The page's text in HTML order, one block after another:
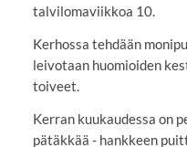
talvilomaviikkoa 10.
Kerhossa tehdään
leivotaan huomioiden
toiveet.
Kerran kuukaudessa on
pätäkkää - hankkeen